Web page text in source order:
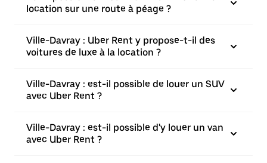
location sur une route à péage ?
Ville-Davray : Uber Rent y propose-t-il des
voitures de luxe à la location ?
Ville-Davray : est-il possible de louer un SUV
avec Uber Rent ?
Ville-Davray : est-il possible d'y louer un van
avec Uber Rent ?